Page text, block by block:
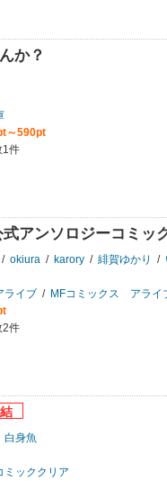
か？
～590pt
1件
アンソロジーコミッ
/ okiura / karory / 緋賀ゆかり /
ライブ /
MFコミックス アライ
2件
白身魚
ミッククリア